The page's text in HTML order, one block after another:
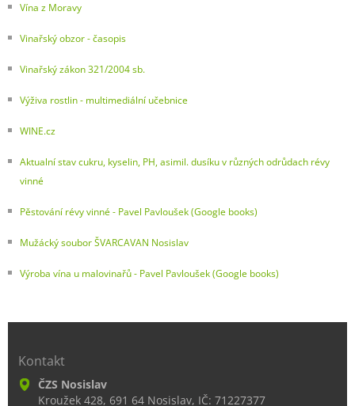
Vína z Moravy
Vinařský obzor - časopis
Vinařský zákon 321/2004 sb.
Výživa rostlin - multimediální učebnice
WINE.cz
Aktualní stav cukru, kyselin, PH, asimil. dusíku v různých odrůdach révy
vinné
Pěstování révy vinné - Pavel Pavloušek (Google books)
Mužácký soubor ŠVARCAVAN Nosislav
Výroba vína u malovinařů - Pavel Pavloušek (Google books)
Kontakt
ČZS Nosislav
Kroužek 428, 691 64 Nosislav, IČ: 71227377